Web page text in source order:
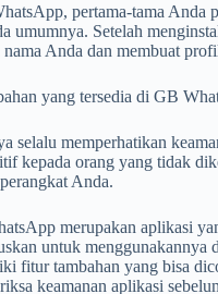
pertama-tama Anda
umumnya. Setelah
Anda dan membuat
yang tersedia di GB
selalu memperhatikan
kepada orang yang tidak
Anda.
merupakan aplikasi
untuk menggunakannya
fitur tambahan yang bisa
keamanan aplikasi